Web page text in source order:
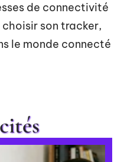
de connectivité
son tracker,
le monde connecté